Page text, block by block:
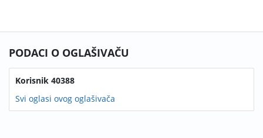
PODACI O OGLAŠIVAČU
Korisnik 40388
Svi oglasi ovog oglašivača